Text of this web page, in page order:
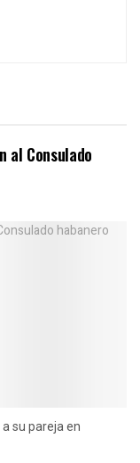
al Consulado
su pareja en